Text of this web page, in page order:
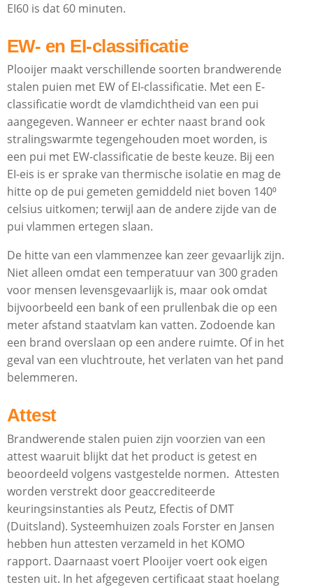
EI60 is dat 60 minuten.
EW- en EI-classificatie
Plooijer maakt verschillende soorten brandwerende
stalen puien met EW of EI-classificatie. Met een E-
classificatie wordt de vlamdichtheid van een pui
aangegeven. Wanneer er echter naast brand ook
stralingswarmte tegengehouden moet worden, is
een pui met EW-classificatie de beste keuze. Bij een
EI-eis is er sprake van thermische isolatie en mag de
hitte op de pui gemeten gemiddeld niet boven 140⁰
celsius uitkomen; terwijl aan de andere zijde van de
pui vlammen ertegen slaan.
De hitte van een vlammenzee kan zeer gevaarlijk zijn.
Niet alleen omdat een temperatuur van 300 graden
voor mensen levensgevaarlijk is, maar ook omdat
bijvoorbeeld een bank of een prullenbak die op een
meter afstand staatvlam kan vatten. Zodoende kan
een brand overslaan op een andere ruimte. Of in het
geval van een vluchtroute, het verlaten van het pand
belemmeren.
Attest
Brandwerende stalen puien zijn voorzien van een
attest waaruit blijkt dat het product is getest en
beoordeeld volgens vastgestelde normen. Attesten
worden verstrekt door geaccrediteerde
keuringsinstanties als Peutz, Efectis of DMT
(Duitsland). Systeemhuizen zoals Forster en Jansen
hebben hun attesten verzameld in het KOMO
rapport. Daarnaast voert Plooijer voert ook eigen
testen uit. In het afgegeven certificaat staat hoelang